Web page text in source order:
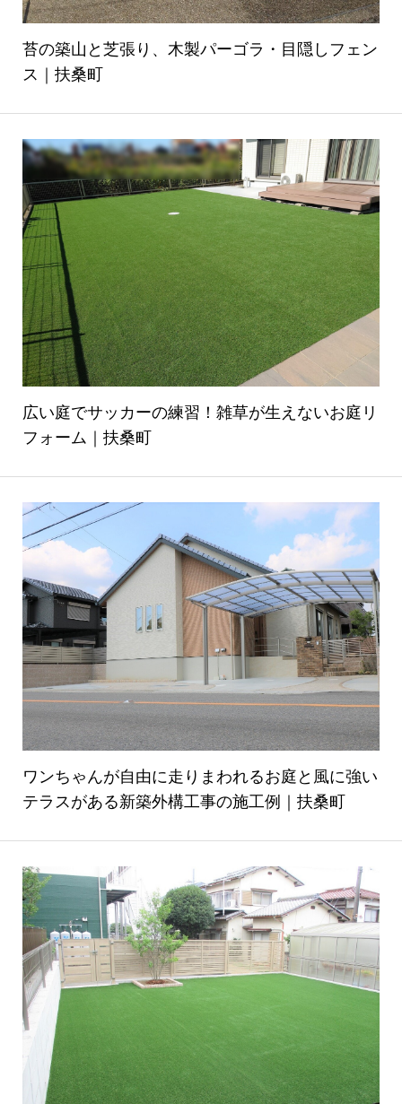
苔の築山と芝張り、木製パーゴラ・目隠しフェン
ス｜扶桑町
広い庭でサッカーの練習！雑草が生えないお庭リ
フォーム｜扶桑町
ワンちゃんが自由に走りまわれるお庭と風に強い
テラスがある新築外構工事の施工例｜扶桑町